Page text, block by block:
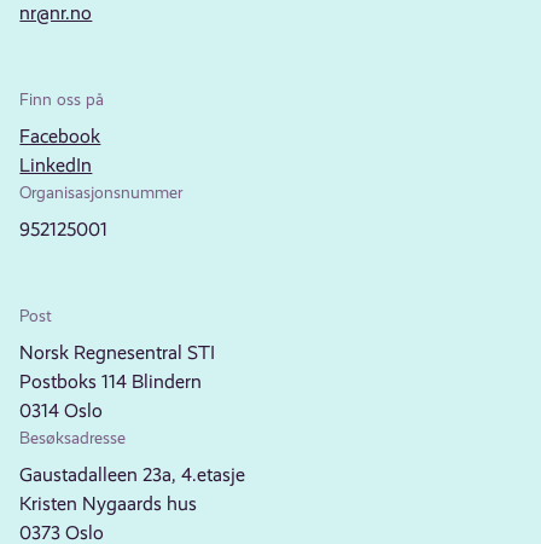
nr@nr.no
Finn oss på
Facebook
LinkedIn
Organisasjonsnummer
952125001
Post
Norsk Regnesentral STI
Postboks 114 Blindern
0314 Oslo
Besøksadresse
Gaustadalleen 23a, 4.etasje
Kristen Nygaards hus
0373 Oslo